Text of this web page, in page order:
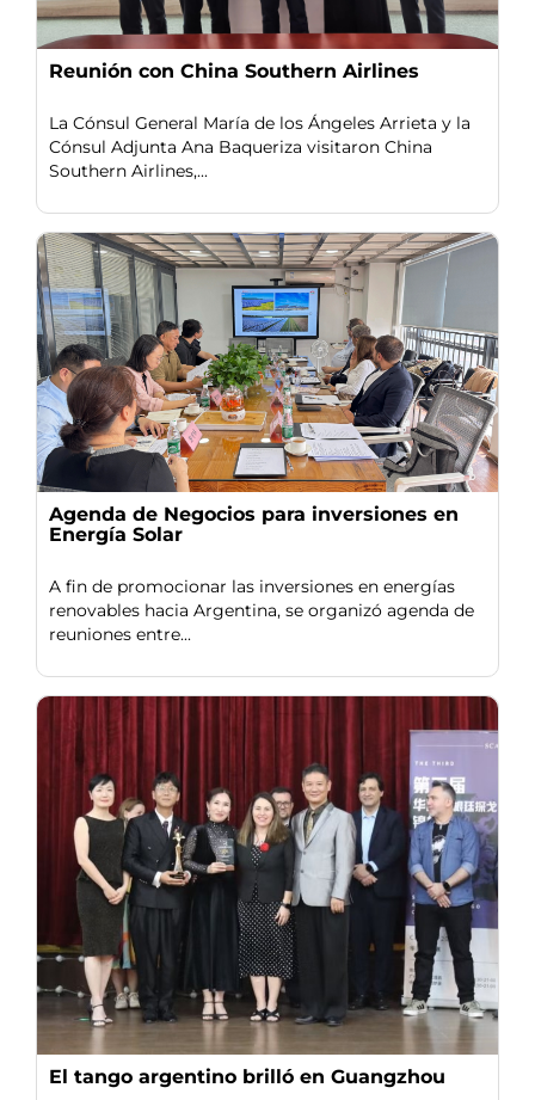
Reunión con China Southern Airlines
La Cónsul General María de los Ángeles Arrieta y la
Cónsul Adjunta Ana Baqueriza visitaron China
Southern Airlines,...
Agenda de Negocios para inversiones en
Energía Solar
A fin de promocionar las inversiones en energías
renovables hacia Argentina, se organizó agenda de
reuniones entre...
El tango argentino brilló en Guangzhou